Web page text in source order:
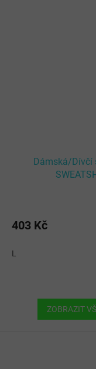
Dámská/Dívčí
403 Kč
L
ZOBRAZIT